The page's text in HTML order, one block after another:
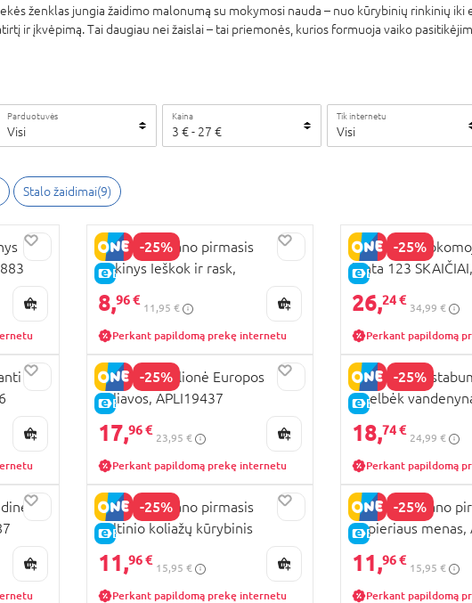
ženklas jungia žaidimo malonumą su mokymosi nauda – nuo kūrybinių rinkinių
ir įkvėpimą. Tai daugiau nei žaislai – tai priemonės, kurios formuoja vaiko
Parduotuvės
Visi
Kaina
3 €- 27 €
Tik internetu
Visi
Stalo žaidimai(9)
-25%
E-KAINA
APLI KIDS mano pirmasis
rinkinys Ieškok ir rask,
APLI19712
8,96 €
11,95 €
Perkant papildomą prekę internetu
-25%
E-KAINA
APLI KIDS
lenta 123
26,24 €
34,99 €
Perkant papildomą
-25%
E-KAINA
APLI KIDS dėlionė Europos
vėliavos, APLI19437
17,96 €
23,95 €
Perkant papildomą prekę internetu
-25%
E-KAINA
APLI KIDS
Išgelbėk
18,74 €
24,99 €
Perkant papildomą
-25%
E-KAINA
APLI KIDS mano pirmasis
veltinio koliažų kūrybinis
rinkinys, APLI18899
11,96 €
15,95 €
Perkant papildomą prekę internetu
-25%
E-KAINA
APLI KIDS mano
popieriaus menas,
11,96 €
15,95 €
Perkant papildomą